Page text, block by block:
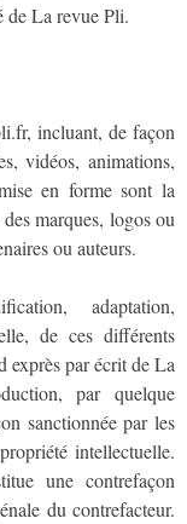
de La revue Pli.
incluant, de façon
vidéos, animations,
en forme sont la
marques, logos ou
ou auteurs.
adaptation,
de ces différents
exprès par écrit de La
par quelque
sanctionnée par les
intellectuelle.
une contrefaçon
du contrefacteur.